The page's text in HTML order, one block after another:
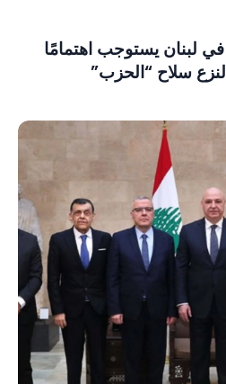
في لبنان يستوجب اهتمامًا
سلاح “الحزب”